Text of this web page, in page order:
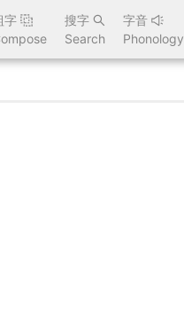
字
搜字
Search
字音
Phonology